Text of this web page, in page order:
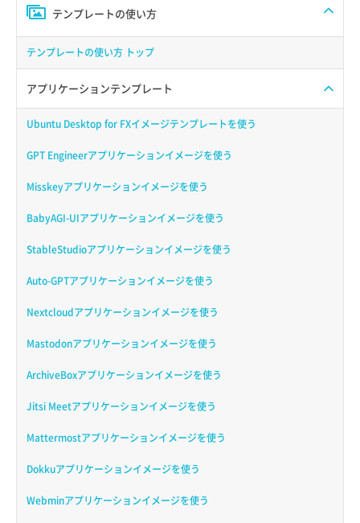
テンプレートの使い方
テンプレートの使い方 トップ
アプリケーションテンプレート
Ubuntu Desktop for FXイメージテンプレートを使う
GPT Engineerアプリケーションイメージを使う
Misskeyアプリケーションイメージを使う
BabyAGI-UIアプリケーションイメージを使う
StableStudioアプリケーションイメージを使う
Auto-GPTアプリケーションイメージを使う
Nextcloudアプリケーションイメージを使う
Mastodonアプリケーションイメージを使う
ArchiveBoxアプリケーションイメージを使う
Jitsi Meetアプリケーションイメージを使う
Mattermostアプリケーションイメージを使う
Dokkuアプリケーションイメージを使う
Webminアプリケーションイメージを使う